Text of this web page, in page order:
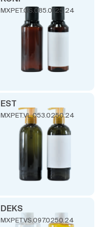
MXPET.GS.085.0125.24
EST
MXPET.VL.053.0250.24
DEKS
MXPET.VS.097.0250.24